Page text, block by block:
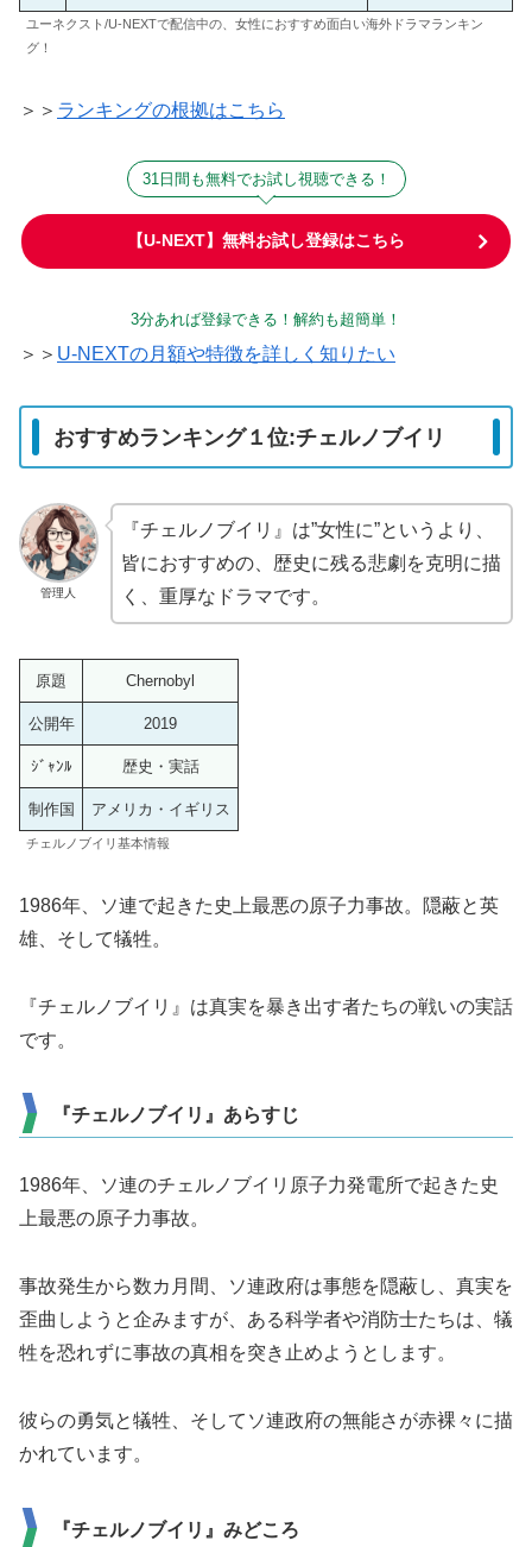
ユーネクスト/U-NEXTで配信中の、女性におすすめ面白い海外ドラマランキン
グ！
＞＞ ランキングの根拠はこちら
31日間も無料でお試し視聴できる！
【U-NEXT】無料お試し登録はこちら
3分あれば登録できる！解約も超簡単！
＞＞ U-NEXTの月額や特徴を詳しく知りたい
おすすめランキング１位:チェルノブイリ
管理人
『チェルノブイリ』は”女性に”というより、
皆におすすめの、歴史に残る悲劇を克明に描
く、重厚なドラマです。
原題 Chernobyl
公開年 2019
ｼﾞｬﾝﾙ 歴史・実話
制作国 アメリカ・イギリス
チェルノブイリ基本情報
1986年、ソ連で起きた史上最悪の原子力事故。隠蔽と英
雄、そして犠牲。
『チェルノブイリ』は真実を暴き出す者たちの戦いの実話
です。
『チェルノブイリ』あらすじ
1986年、ソ連のチェルノブイリ原子力発電所で起きた史
上最悪の原子力事故。
事故発生から数カ月間、ソ連政府は事態を隠蔽し、真実を
歪曲しようと企みますが、ある科学者や消防士たちは、犠
牲を恐れずに事故の真相を突き止めようとします。
彼らの勇気と犠牲、そしてソ連政府の無能さが赤裸々に描
かれています。
『チェルノブイリ』みどころ